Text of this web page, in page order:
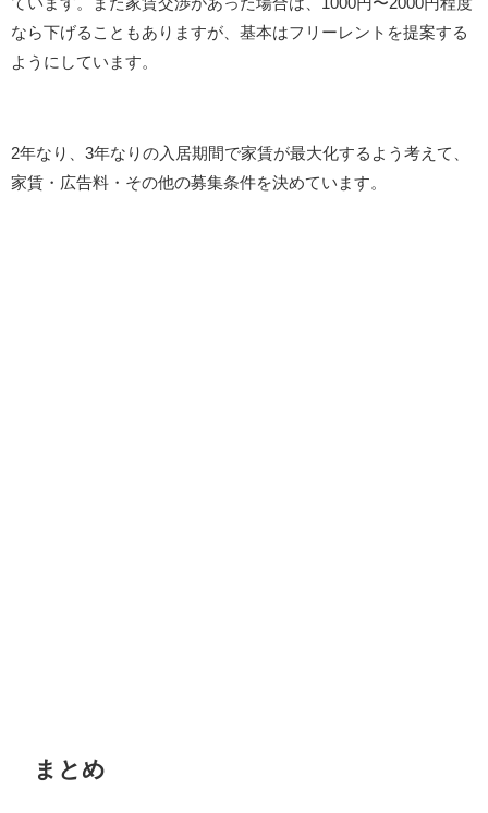
なら下げることもありますが、基本はフリーレントを提案する
ようにしています。
2年なり、3年なりの入居期間で家賃が最大化するよう考えて、
家賃・広告料・その他の募集条件を決めています。
まとめ